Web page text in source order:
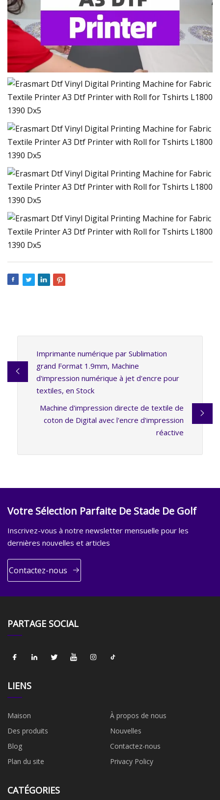
Imprimante numérique par Sublimation
grand Format 1.9mm, Machine
d'impression numérique à jet d'encre pour
textiles, en Stock
Machine d'impression directe de textile de
coton de Digital avec l'encre d'impression
réactive
Votre Sélection Parfaite De Stade De Golf
Inscrivez-vous à notre newsletter mensuelle pour les
dernières nouvelles et articles
Contactez-nous
PARTAGE SOCIAL
LIENS
Maison
À propos de nous
Des produits
Nouvelles
Blog
Contactez-nous
Plan du site
Privacy Policy
CATÉGORIES